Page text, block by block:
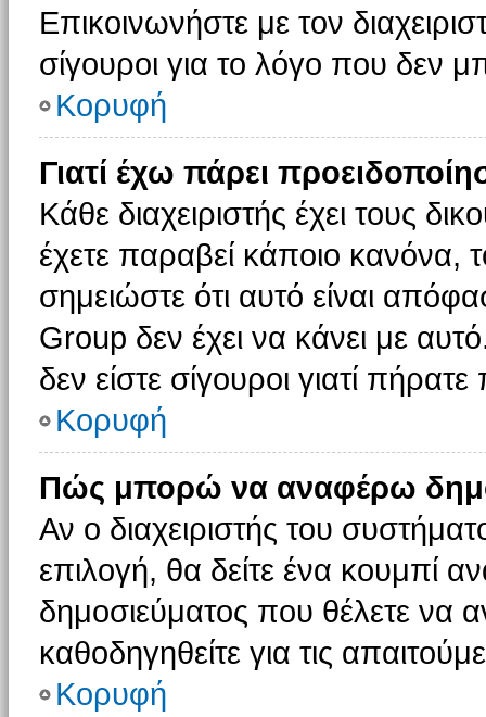
Επικοινωνήστε με τον
σίγουροι για το λόγο που δεν
Κορυφή
Γιατί έχω πάρει
Κάθε διαχειριστής έχει τους
έχετε παραβεί κάποιο κανόνα,
σημειώστε ότι αυτό είναι
Group δεν έχει να κάνει με
δεν είστε σίγουροι γιατί
Κορυφή
Πώς μπορώ να αναφέρω
Αν ο διαχειριστής του
επιλογή, θα δείτε ένα κουμπί
δημοσιεύματος που θέλετε να
καθοδηγηθείτε για τις
Κορυφή